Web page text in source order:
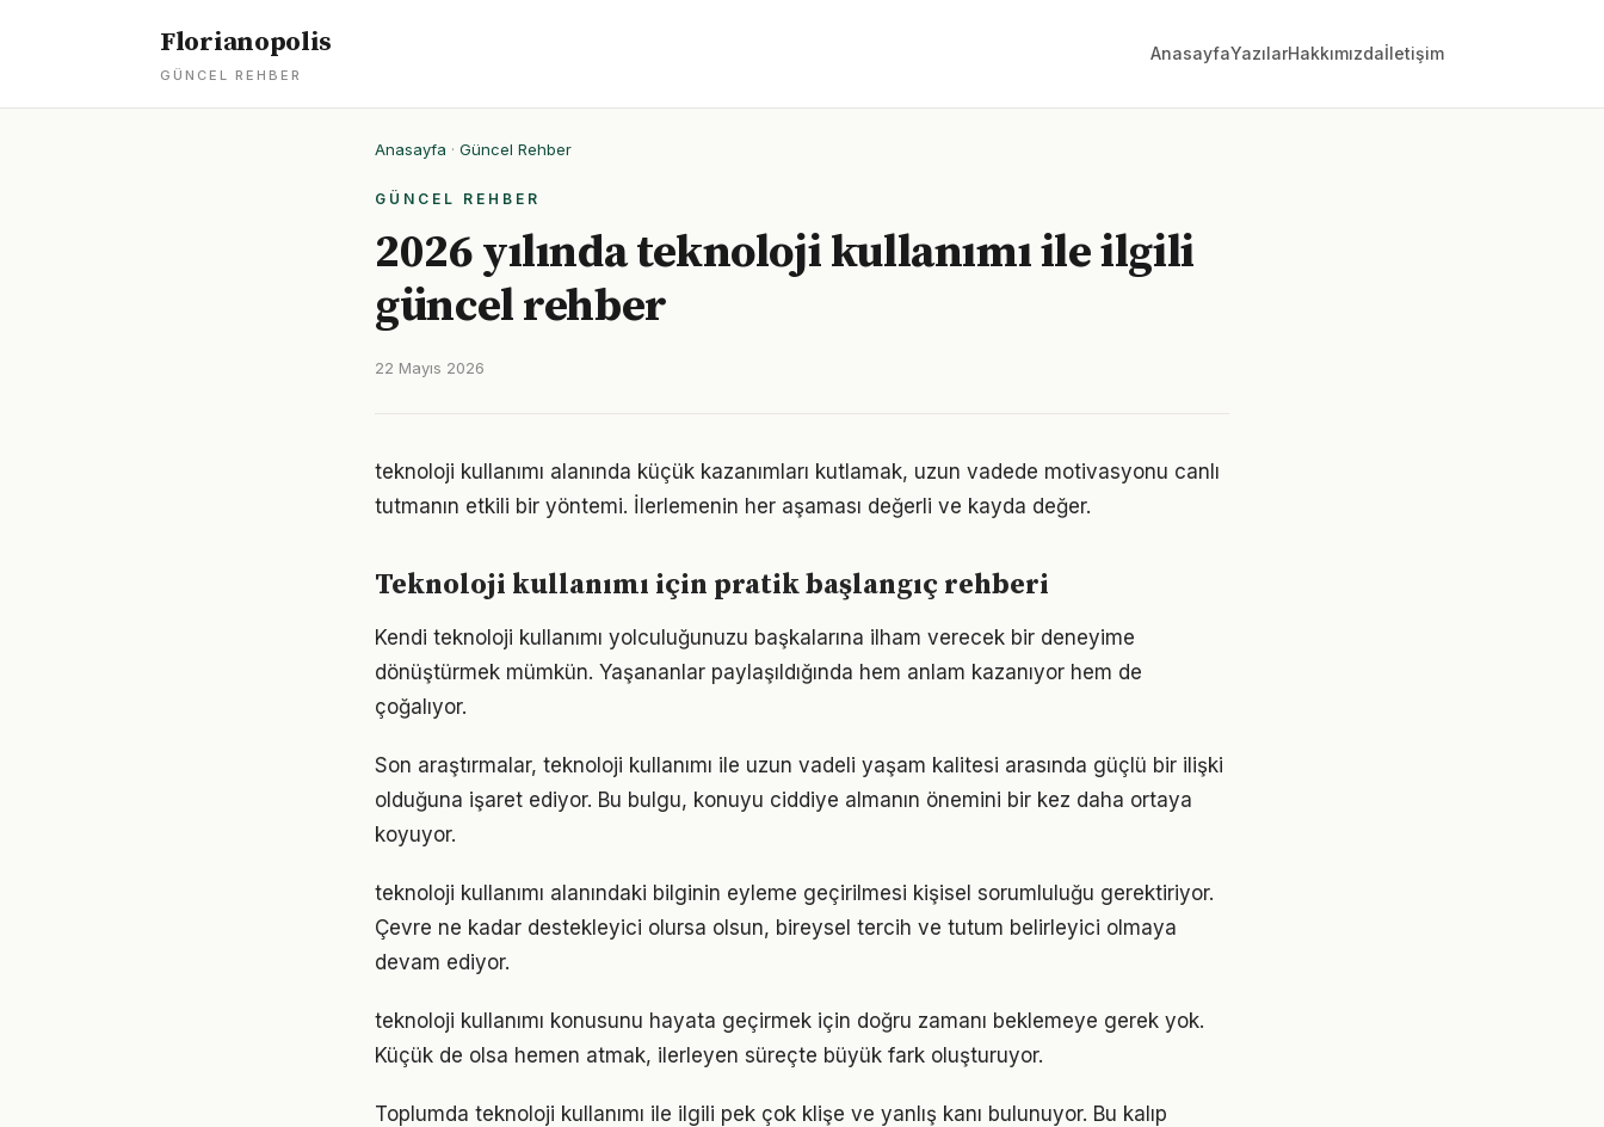
Florianopolis
GÜNCEL REHBER
AnasayfaYazılarHakkımızdaİletişim
Anasayfa · Güncel Rehber
GÜNCEL REHBER
2026 yılında teknoloji kullanımı ile ilgili
güncel rehber
22 Mayıs 2026
teknoloji kullanımı alanında küçük kazanımları kutlamak, uzun vadede motivasyonu canlı
tutmanın etkili bir yöntemi. İlerlemenin her aşaması değerli ve kayda değer.
Teknoloji kullanımı için pratik başlangıç rehberi
Kendi teknoloji kullanımı yolculuğunuzu başkalarına ilham verecek bir deneyime
dönüştürmek mümkün. Yaşananlar paylaşıldığında hem anlam kazanıyor hem de
çoğalıyor.
Son araştırmalar, teknoloji kullanımı ile uzun vadeli yaşam kalitesi arasında güçlü bir ilişki
olduğuna işaret ediyor. Bu bulgu, konuyu ciddiye almanın önemini bir kez daha ortaya
koyuyor.
teknoloji kullanımı alanındaki bilginin eyleme geçirilmesi kişisel sorumluluğu gerektiriyor.
Çevre ne kadar destekleyici olursa olsun, bireysel tercih ve tutum belirleyici olmaya
devam ediyor.
teknoloji kullanımı konusunu hayata geçirmek için doğru zamanı beklemeye gerek yok.
Küçük de olsa hemen atmak, ilerleyen süreçte büyük fark oluşturuyor.
Toplumda teknoloji kullanımı ile ilgili pek çok klişe ve yanlış kanı bulunuyor. Bu kalıp